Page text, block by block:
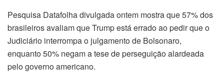
Pesquisa Datafolha divulgada ontem mostra que 57% dos
brasileiros avaliam que Trump está errado ao pedir que o
Judiciário interrompa o julgamento de Bolsonaro,
enquanto 50% negam a tese de perseguição alardeada
pelo governo americano.